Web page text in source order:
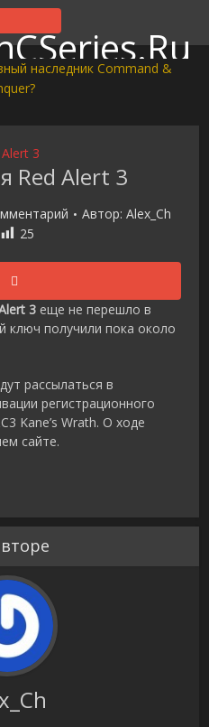
3
Red Alert 3
Автор: Alex_Ch
25
3 еще не перешло в
ключ получили пока около
рассылаться в
регистрационного
Kane’s Wrath. О ходе
сайте.